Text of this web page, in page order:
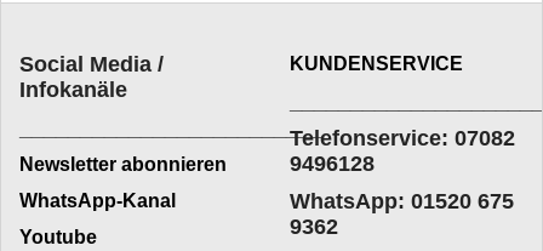
Social Media /
Infokanäle
_________________________
Newsletter abonnieren
WhatsApp-Kanal
Youtube
KUNDENSERVICE
Telefonservice: 07082
9496128
WhatsApp: 01520 675
9362